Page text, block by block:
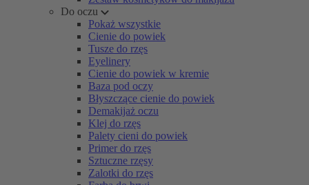
Do oczu
Pokaż wszystkie
Cienie do powiek
Tusze do rzęs
Eyelinery
Cienie do powiek w kremie
Baza pod oczy
Błyszczące cienie do powiek
Demakijaż oczu
Klej do rzęs
Palety cieni do powiek
Primer do rzęs
Sztuczne rzęsy
Zalotki do rzęs